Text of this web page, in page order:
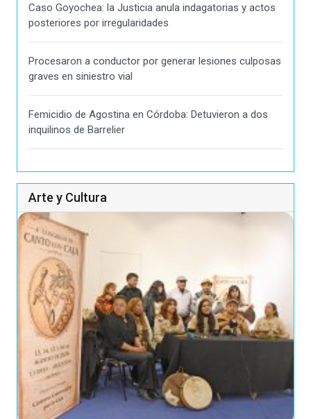
Caso Goyochea: la Justicia anula indagatorias y actos
posteriores por irregularidades
Procesaron a conductor por generar lesiones culposas
graves en siniestro vial
Femicidio de Agostina en Córdoba: Detuvieron a dos
inquilinos de Barrelier
Arte y Cultura